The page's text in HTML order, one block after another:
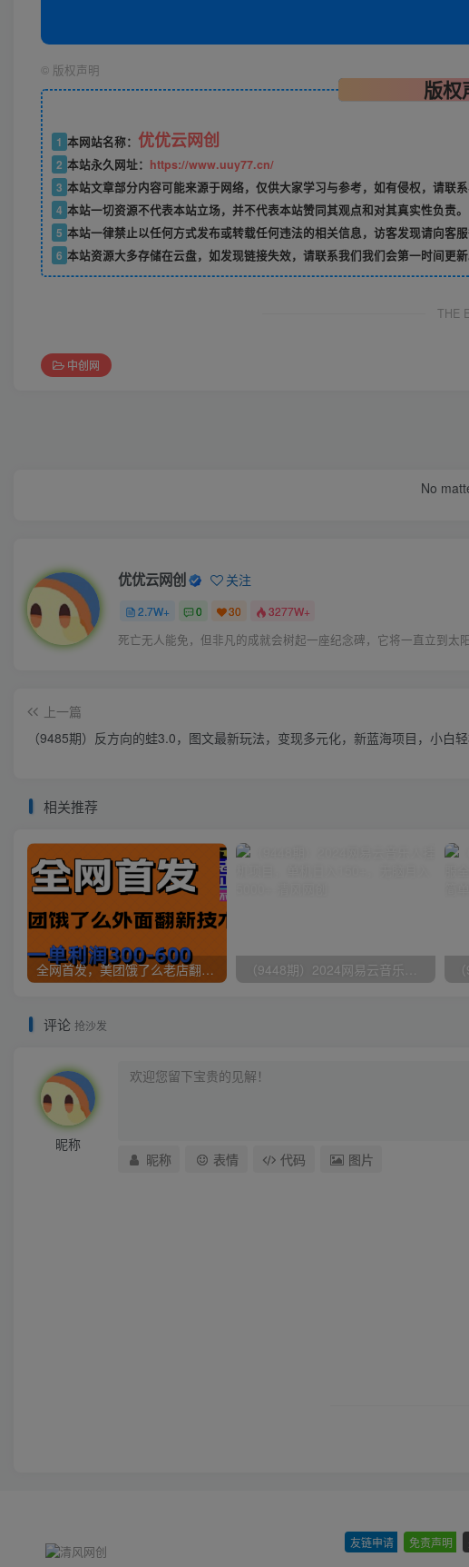
© 版权声明
版权
1 本网站名称： 优优云网创
2 本站永久网址： https://www.uuy77.cn/
3 本站文章部分内容可能来源于网络，仅供大家学习与参考，如有侵权，请联
4 本站一切资源不代表本站立场，并不代表本站赞同其观点和对其真实性负责。
5 本站一律禁止以任何方式发布或转载任何违法的相关信息，访客发现请向客
6 本站资源大多存储在云盘，如发现链接失效，请联系我们我们会第一时间更新
THE
中创网
No
优优云网创 关注
2.7W+ 0 30 3277W+
死亡无人能免，但非凡的成就会树起一座纪念碑，它将一直立到太
上一篇
（9485期）反方向的蛙3.0，图文最新玩法，变现多元化，新蓝海项目，小白
相关推荐
全网首发，美团饿了么老店翻新最新技术，一单利润300-600
评论 抢沙发
昵称
昵称 表情 代码 图片
友链申请 免责声明